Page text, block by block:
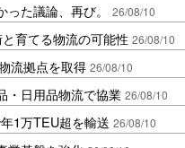
った議論、再び。 26/08/10
育てる物流の可能性 26/08/10
流拠点を取得 26/08/10
・日用品物流で協業 26/08/10
1万TEU超を輸送 26/08/10